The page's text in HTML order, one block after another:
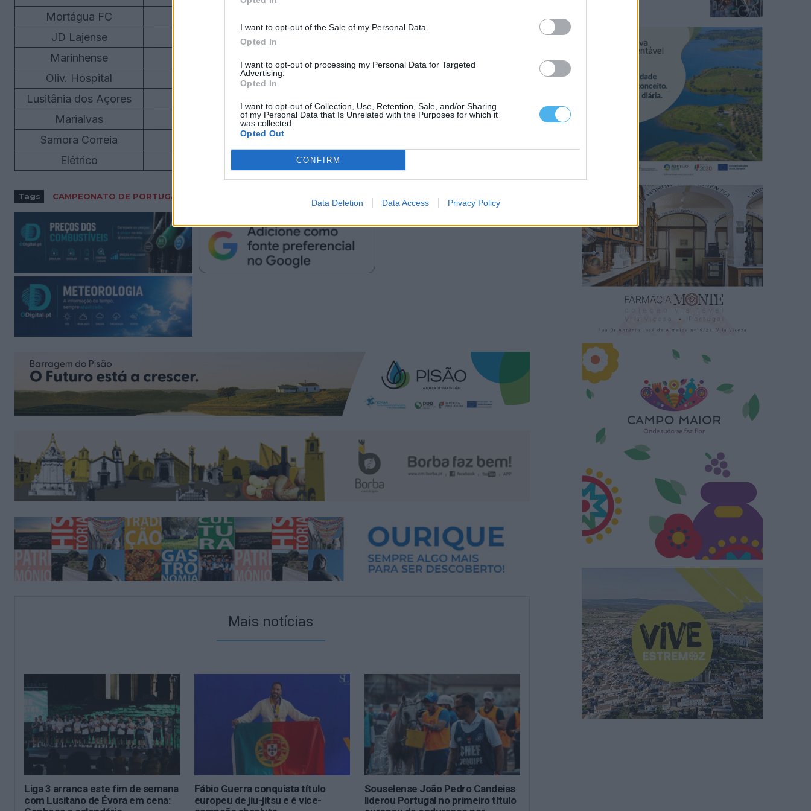
I want to opt-out of the Sale of my Personal Data.
Opted In
I want to opt-out of processing my Personal Data for Targeted
Advertising.
Opted In
I want to opt-out of Collection, Use, Retention, Sale, and/or Sharing
of my Personal Data that Is Unrelated with the Purposes for which it
was collected.
Opted Out
CONFIRM
Data Deletion Data Access Privacy Policy
Mortágua FC
JD Lajense
Marinhense
Oliv. Hospital
Lusitânia dos Açores
Marialvas
Samora Correia
Elétrico
Comércio e Indústria
6
Vasco da Gama
Tags CAMPEONATO DE PORTUGAL
Mais notícias
Liga 3 arranca este fim de semana
com Lusitano de Évora em cena:
Fábio Guerra conquista título
europeu de jiu-jitsu e é vice-
Souselense João Pedro Candeias
liderou Portugal no primeiro título